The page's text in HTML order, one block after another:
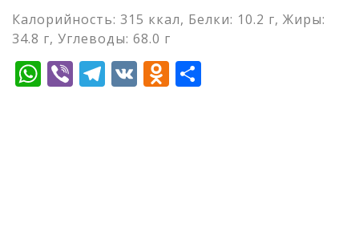
Калорийность: 315 ккал, Белки: 10.2 г, Жиры:
34.8 г, Углеводы: 68.0 г
WhatsApp
ViberTelegram
VKOdnoklassniki